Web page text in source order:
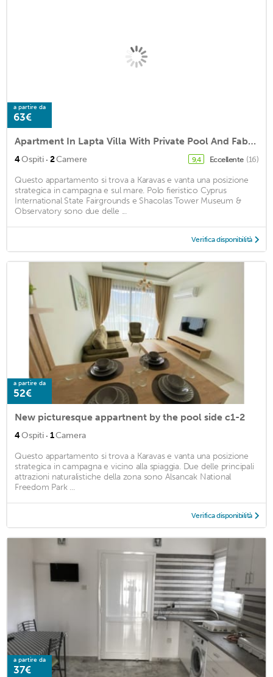
a partire da
63€
Apartment In Lapta Villa With Private Pool And Fabulous Mountain Views
4Ospiti · 2Camere 9,4 Eccellente (16)
Questo appartamento si trova a Karavas e vanta una posizione
strategica in campagna e sul mare. Polo fieristico Cyprus
International State Fairgrounds e Shacolas Tower Museum &
Observatory sono due delle ...
Verifica disponibilità
a partire da
52€
New picturesque appartnent by the pool side c1-2
4Ospiti · 1Camera
Questo appartamento si trova a Karavas e vanta una posizione
strategica in campagna e vicino alla spiaggia. Due delle principali
attrazioni naturalistiche della zona sono Alsancak National
Freedom Park ...
Verifica disponibilità
a partire da
37€